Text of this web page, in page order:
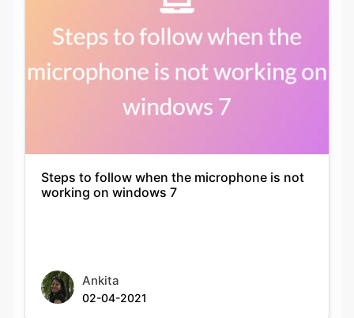
Steps to follow when the microphone is not
working on windows 7
Ankita
02-04-2021